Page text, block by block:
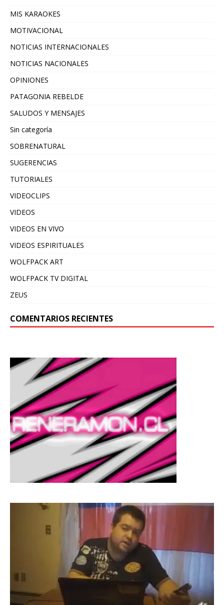
MIS KARAOKES
MOTIVACIONAL
NOTICIAS INTERNACIONALES
NOTICIAS NACIONALES
OPINIONES
PATAGONIA REBELDE
SALUDOS Y MENSAJES
Sin categoría
SOBRENATURAL
SUGERENCIAS
TUTORIALES
VIDEOCLIPS
VIDEOS
VIDEOS EN VIVO
VIDEOS ESPIRITUALES
WOLFPACK ART
WOLFPACK TV DIGITAL
ZEUS
COMENTARIOS RECIENTES